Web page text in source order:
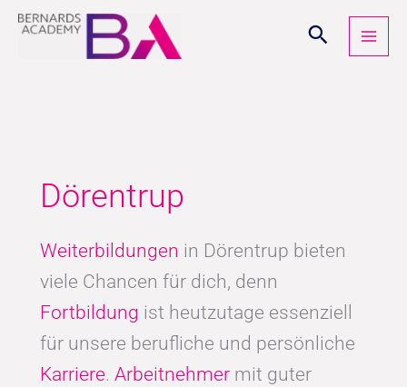
Zum
Inhalt
Dörentrup
Weiterbildungen in Dörentrup bieten
viele Chancen für dich, denn
Fortbildung ist heutzutage essenziell
für unsere berufliche und persönliche
Karriere. Arbeitnehmer mit guter